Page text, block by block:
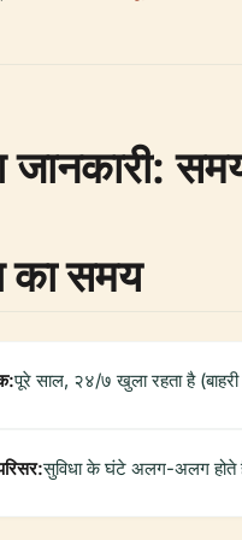
का समय
पूरे साल, २४/७ खुला रहता है
सुविधा के घंटे अलग-अलग होते